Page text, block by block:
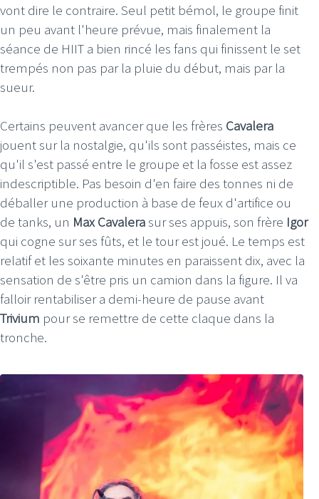
vont dire le contraire. Seul petit bémol, le groupe finit
un peu avant l'heure prévue, mais finalement la
séance de HIIT a bien rincé les fans qui finissent le set
trempés non pas par la pluie du début, mais par la
sueur.
Certains peuvent avancer que les frères Cavalera
jouent sur la nostalgie, qu'ils sont passéistes, mais ce
qu'il s'est passé entre le groupe et la fosse est assez
indescriptible. Pas besoin d'en faire des tonnes ni de
déballer une production à base de feux d'artifice ou
de tanks, un Max Cavalerasur ses appuis, son frère Igor
qui cogne sur ses fûts, et le tour est joué. Le temps est
relatif et les soixante minutes en paraissent dix, avec la
sensation de s'être pris un camion dans la figure. Il va
falloir rentabiliser a demi-heure de pause avant
Trivium pour se remettre de cette claque dans la
tronche.